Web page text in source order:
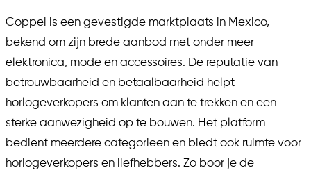
Coppel is een gevestigde marktplaats in Mexico,
bekend om zijn brede aanbod met onder meer
elektronica, mode en accessoires. De reputatie van
betrouwbaarheid en betaalbaarheid helpt
horlogeverkopers om klanten aan te trekken en een
sterke aanwezigheid op te bouwen. Het platform
bedient meerdere categorieen en biedt ook ruimte voor
horlogeverkopers en liefhebbers. Zo boor je de